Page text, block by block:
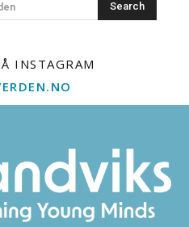
Search
INSTAGRAM